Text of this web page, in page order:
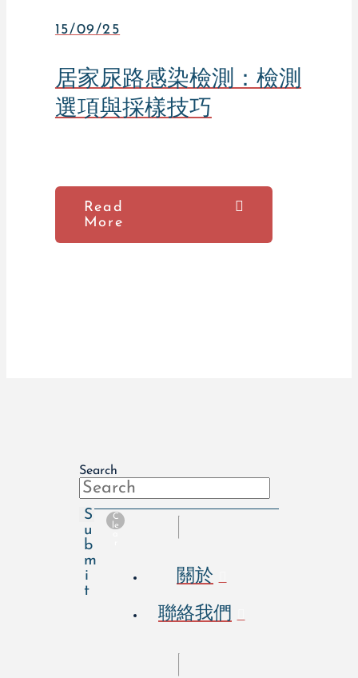
15/09/25
居家尿路感染檢測：檢測
選項與採樣技巧
Read
More
Search
S
u
b
m
i
t
C
le
關於
聯絡我們